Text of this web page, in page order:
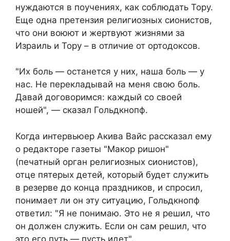
нуждаются в поучениях, как соблюдать Тору.
Еще одна претензия религиозных сионистов,
что они воюют и жертвуют жизнями за
Израиль и Тору – в отличие от ортодоксов.
"Их боль — останется у них, наша боль — у
нас. Не перекладывай на меня свою боль.
Давай договоримся: каждый со своей
ношей", — сказал Гольдкнопф.
Когда интервьюер Акива Вайс рассказал ему
о редакторе газеты "Макор ришон"
(печатный орган религиозных сионистов),
отце пятерых детей, который будет служить
в резерве до конца праздников, и спросил,
понимает ли он эту ситуацию, Гольдкнопф
ответил: "Я не понимаю. Это не я решил, что
он должен служить. Если он сам решил, что
это его путь — пусть идет".